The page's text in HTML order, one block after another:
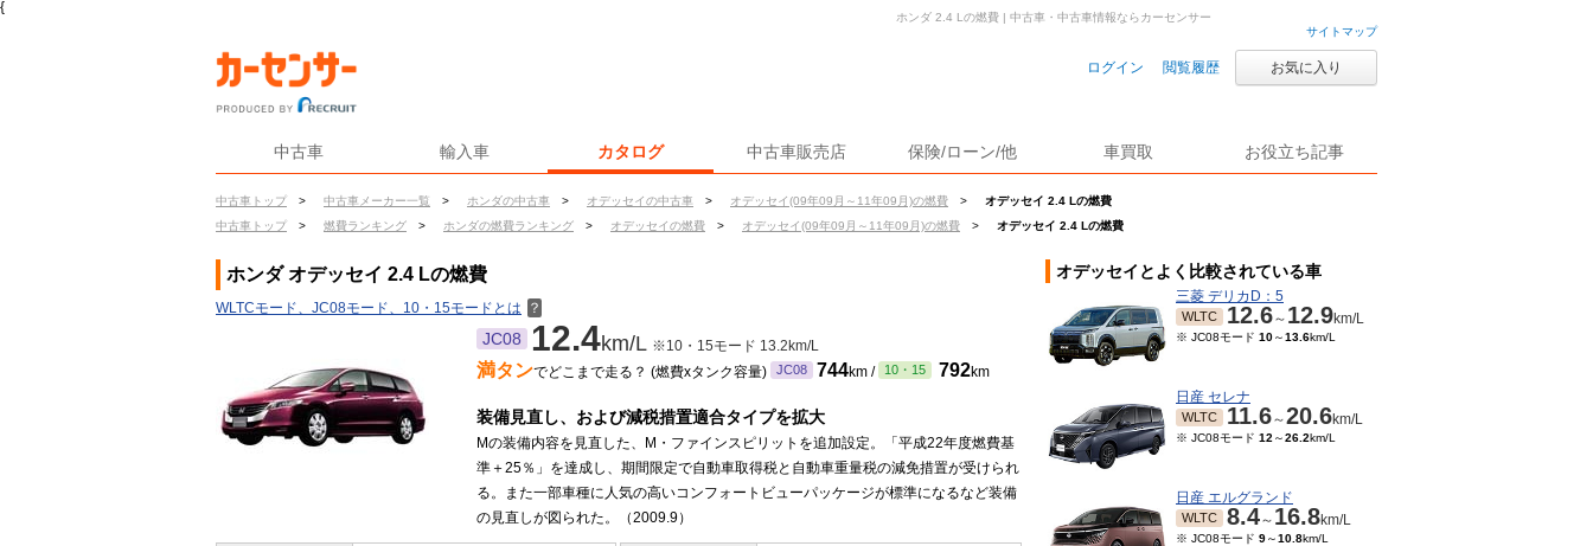
{
サイトマップ
ログイン 閲覧履歴 お気に入り
中古車 輸入車 カタログ 中古車販売店 保険/ローン/他 車買取 お役立ち記事
中古車トップ > 中古車メーカー一覧 > ホンダの中古車 > オデッセイの中古車 > オデッセイ(09年09月～11年09月)の燃費 >
オデッセイ 2.4 Lの燃費
中古車トップ
> 燃費ランキング > ホンダの燃費ランキング > オデッセイの燃費 > オデッセイ(09年09月～11年09月)の燃費 > オデッセイ 2.4 Lの燃費
ホンダ 2.4 Lの燃費 | 中古車・中古車情報ならカーセンサー
ホンダ オデッセイ 2.4 Lの燃費
WLTCモード、JC08モード、10・15モードとは ？
JC08 12.4km/L ※10・15モード 13.2km/L
満タンでどこまで走る？ (燃費xタンク容量) JC08 744km / 10・15 792km
装備見直し、および減税措置適合タイプを拡大
Mの装備内容を見直した、M・ファインスピリットを追加設定。「平成22年度燃費基
準＋25％」を達成し、期間限定で自動車取得税と自動車重量税の減免措置が受けられ
る。また一部車種に人気の高いコンフォートビューパッケージが標準になるなど装備
の見直しが図られた。（2009.9）
オデッセイとよく比較されている車
三菱 デリカD：5
WLTC 12.6～ 12.9km/L
※ JC08モード 10～13.6km/L
日産 セレナ
WLTC 11.6～20.6km/L
※ JC08モード 12 ～26.2km/L
日産 エルグランド
WLTC 8.4～ 16.8km/L
※ JC08モード 9～10.8km/L